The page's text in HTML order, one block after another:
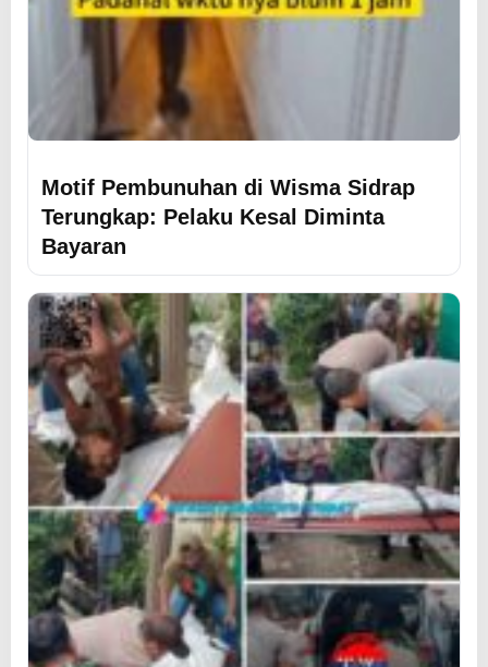
Motif Pembunuhan di Wisma Sidrap
Terungkap: Pelaku Kesal Diminta
Bayaran